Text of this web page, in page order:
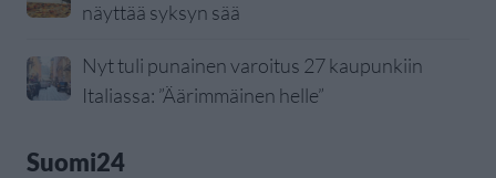
näyttää syksyn sää
Nyt tuli punainen varoitus 27 kaupunkiin
Italiassa: ”Äärimmäinen helle”
Suomi24